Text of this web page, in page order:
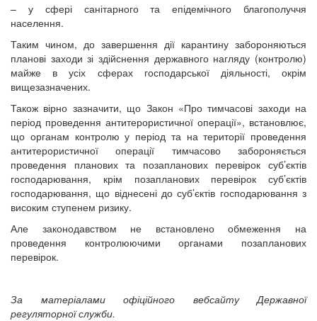
– у сфері санітарного та епідемічного благополуччя
населення.
Таким чином, до завершення дії карантину забороняються
планові заходи зі здійснення державного нагляду (контролю)
майже в усіх сферах господарської діяльності, окрім
вищезазначених.
Також вірно зазначити, що Закон «Про тимчасові заходи на
період проведення антитерористичної операції», встановлює,
що органам контролю у період та на території проведення
антитерористичної операції тимчасово забороняється
проведення планових та позапланових перевірок суб’єктів
господарювання, крім позапланових перевірок суб’єктів
господарювання, що віднесені до суб’єктів господарювання з
високим ступенем ризику.
Але законодавством не встановлено обмеження на
проведення контролюючими органами позапланових
перевірок.
За матеріалами офіційного вебсайту Державної
регуляторної служби.